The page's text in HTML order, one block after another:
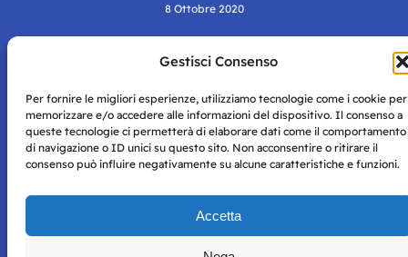
Gestisci Consenso
Per fornire le migliori esperienze, utilizziamo tecnologie come i cookie per
memorizzare e/o accedere alle informazioni del dispositivo. Il consenso a
queste tecnologie ci permetterà di elaborare dati come il comportamento
di navigazione o ID unici su questo sito. Non acconsentire o ritirare il
consenso può influire negativamente su alcune caratteristiche e funzioni.
Accetta
8 Ottobre 2020
Napoli con autorizzazione numero 38 del 25/9/2019.
Tutte le immagini e i contenuti su questo sito sono forniti